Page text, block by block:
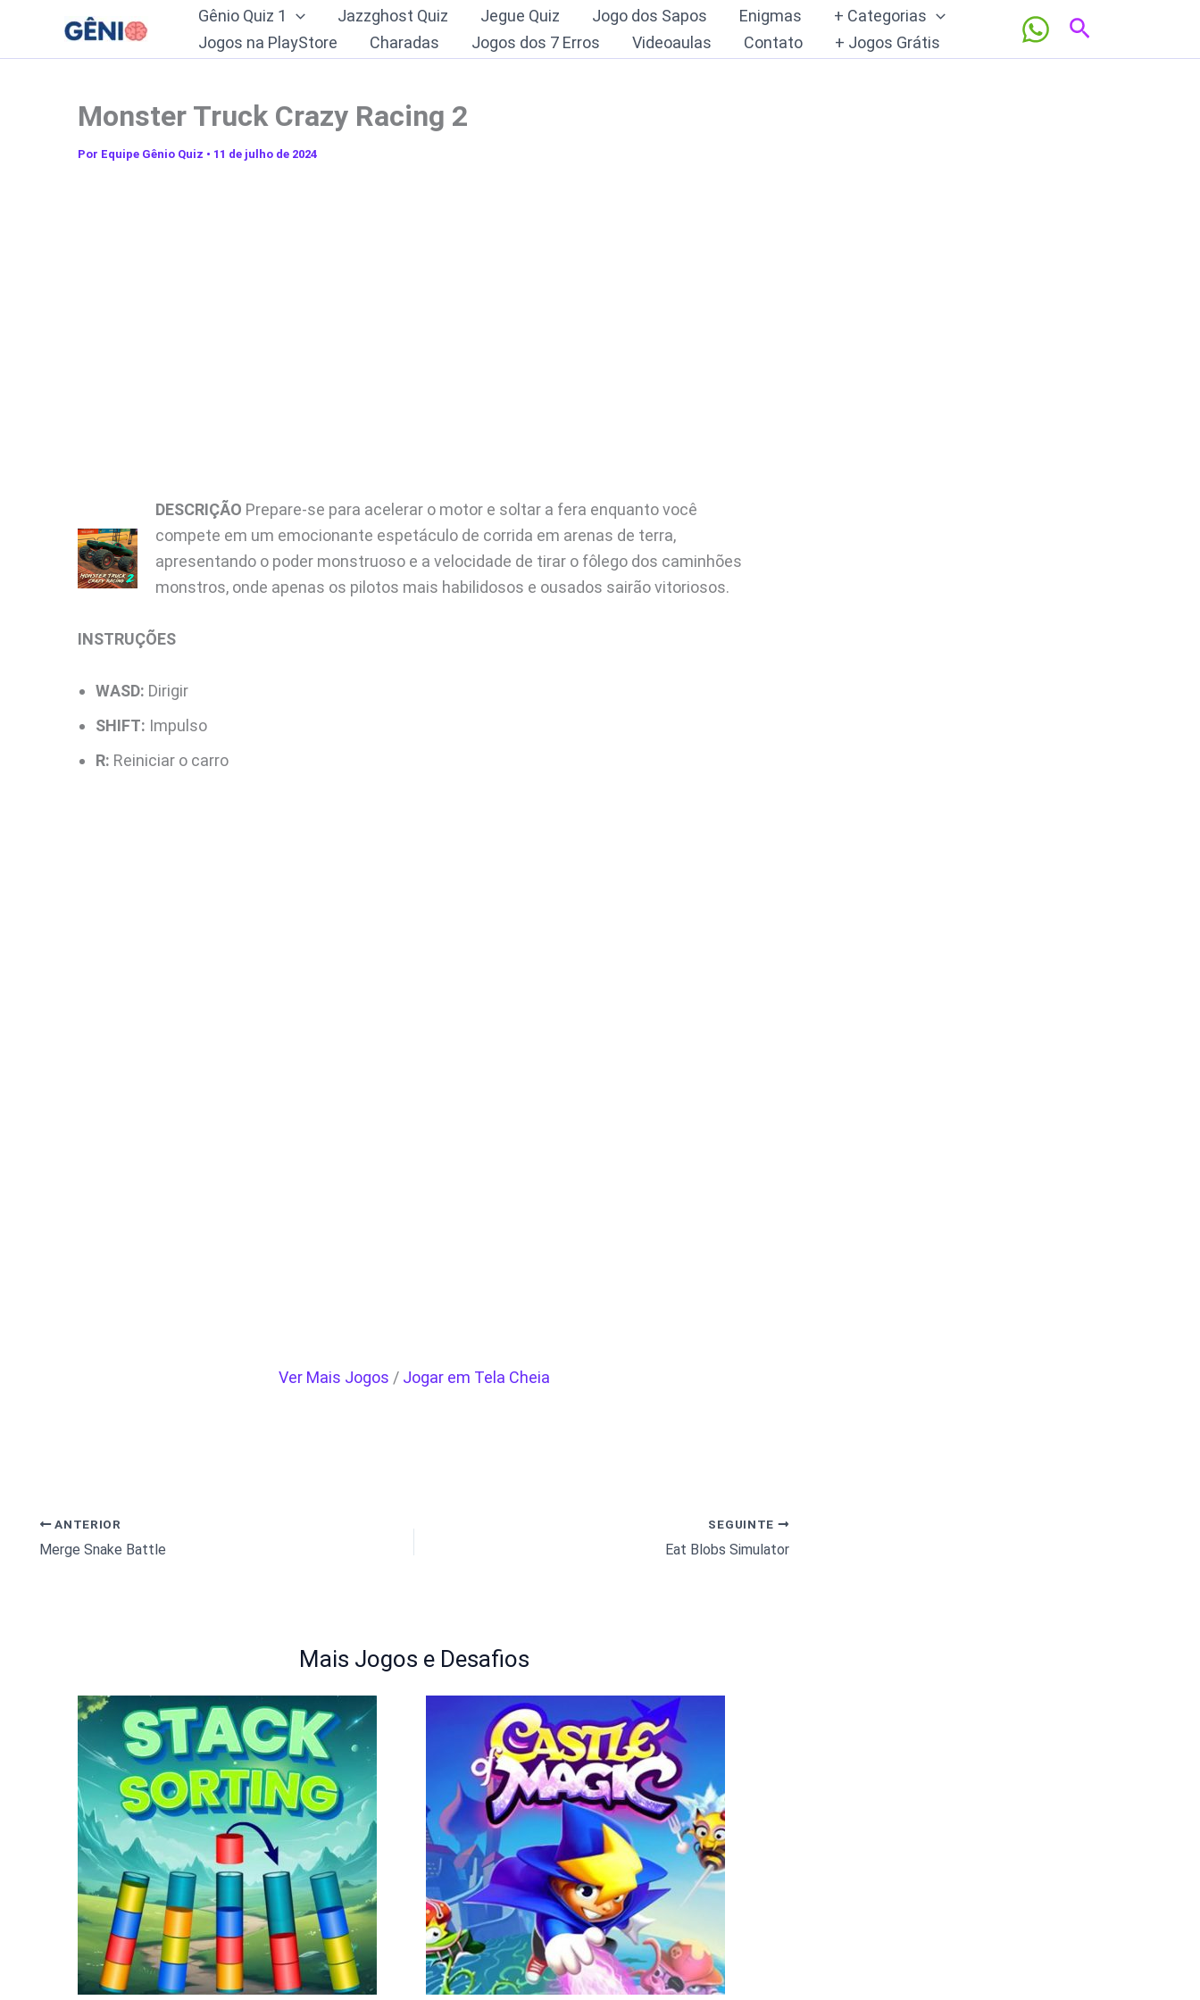
o
Gênio Quiz 1 Jazzghost Quiz Jegue Quiz Jogo dos Sapos Enigmas
+ Categorias
Jogos na PlayStore
Charadas Jogos dos 7 Erros Videoaulas Contato + Jogos Grátis
Pesquisar
Monster Truck Crazy Racing 2
Por Equipe Gênio Quiz • 11 de julho de 2024
DESCRIÇÃO Prepare-se para acelerar o motor e soltar a fera enquanto você
compete em um emocionante espetáculo de corrida em arenas de terra,
apresentando o poder monstruoso e a velocidade de tirar o fôlego dos caminhões
monstros, onde apenas os pilotos mais habilidosos e ousados sairão vitoriosos.
INSTRUÇÕES
WASD: Dirigir
SHIFT: Impulso
R: Reiniciar o carro
Ver Mais Jogos / Jogar em Tela Cheia
ANTERIOR
Merge Snake Battle
SEGUINTE
Eat Blobs Simulator
Mais Jogos e Desafios